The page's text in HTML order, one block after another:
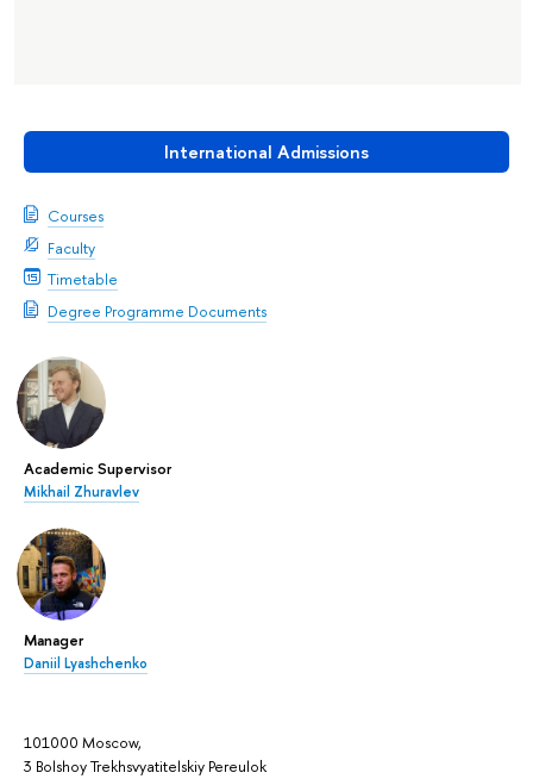
International Admissions
Courses
Faculty
Timetable
Degree Programme Documents
Academic Supervisor
Mikhail Zhuravlev
Manager
Daniil Lyashchenko
101000 Moscow,
3 Bolshoy Trekhsvyatitelskiy Pereulok